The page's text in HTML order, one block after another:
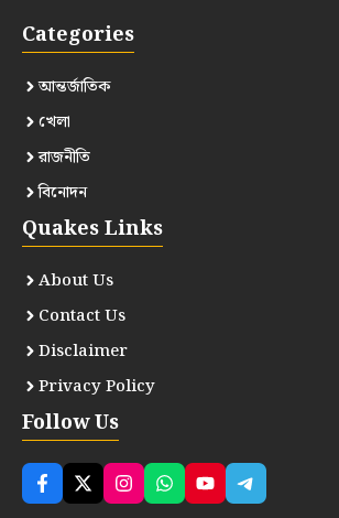
Categories
আন্তর্জাতিক
খেলা
রাজনীতি
বিনোদন
Quakes Links
About Us
Contact Us
Disclaimer
Privacy Policy
Follow Us